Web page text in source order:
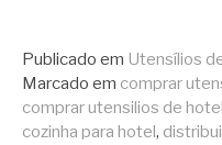
Publicado em Utensílios
Marcado em comprar
comprar utensilios de hotel
cozinha para hotel,